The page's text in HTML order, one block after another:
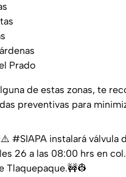
Prado
de estas zonas, te
preventivas para
#SIAPA instalará válvula
26 a las 08:00 hrs en
Tlaquepaque.🚧👷